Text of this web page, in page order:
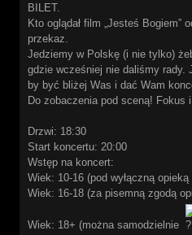
BILET.
Kto oglądał film „Jesteś Bogiem”
przekaz.
Jedziemy w Polskę (i nie tylko)
gdzie wcześniej nie daliśmy rady.
by być bliżej Was i dać Wam
Do zobaczenia pod sceną! Fokus
Drzwi: 18:30
Start koncertu: 20:00
Wstęp na koncert:
Wiek: 10-16 (pod wyłączną
Wiek: 16-18 (za pisemną zgodą
Wiek: 18+ (można samodzielnie